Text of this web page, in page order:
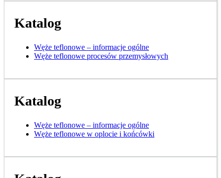
Katalog
Węże teflonowe – informacje ogólne
Węże teflonowe procesów przemysłowych
Katalog
Węże teflonowe – informacje ogólne
Węże teflonowe w oplocie i końcówki